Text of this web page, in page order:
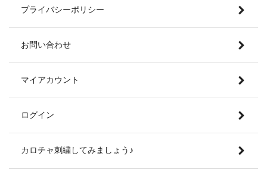
プライバシーポリシー
お問い合わせ
マイアカウント
ログイン
カロチャ刺繍してみましょう♪